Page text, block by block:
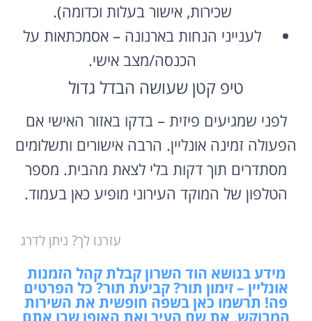
שכירות, אישור בעלות וכדומה).
לענייני הנחות בארנונה – אסמכתאות על
הכנסה/מצב אישי.
טיפ קטן שעושה הבדל גדול
לפני שמגיעים פיזית – בדקו באזור האישי אם
הפעולה זמינה אונליין. הרבה אישורים ותשלומים
מסתדרים תוך דקות בלי לצאת מהבית. מספר
הטלפון של המוקד העירוני מופיע כאן בעמוד.
עזרנו לך? ניתן לדרג
מידע בנושא הוד השרון קבלת קהל הזמנות
אונליין – זימון תור? קביעת תור? כל הפרטים
פה! תרשמו כאן בשפה חופשית את השירות
המבוקש, את שם העיר ואת האופן שבו אתם